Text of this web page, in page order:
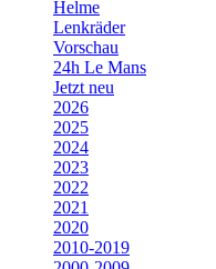
Helme
Lenkräder
Vorschau
24h Le Mans
Jetzt neu
2026
2025
2024
2023
2022
2021
2020
2010-2019